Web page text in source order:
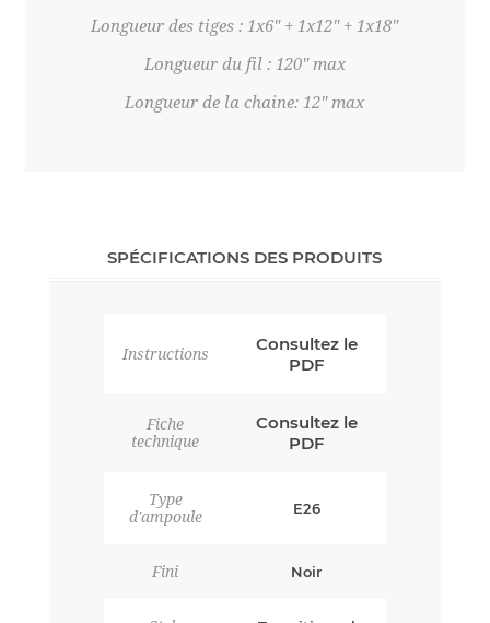
Longueur des tiges : 1x6" + 1x12" + 1x18"
Longueur du fil : 120" max
Longueur de la chaine: 12" max
SPÉCIFICATIONS DES PRODUITS
Instructions
Consultez le
PDF
Fiche
technique
Consultez le
PDF
Type
d'ampoule
E26
Fini Noir